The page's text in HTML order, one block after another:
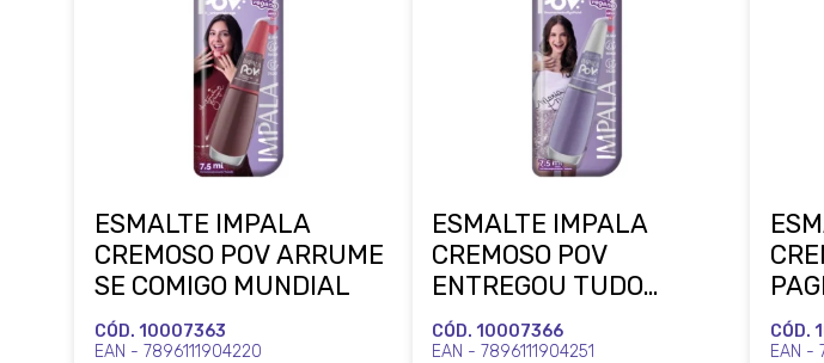
ESMALTE IMPALA
CREMOSO POV ARRUME
SE COMIGO MUNDIAL
CÓD. 10007363
EAN - 7896111904220
ESMALTE IMPALA
CREMOSO POV
ENTREGOU TUDO
MUNDIAL
CÓD. 10007366
EAN - 7896111904251
CÓD.
EAN -